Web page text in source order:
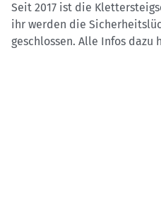
Seit 2017 ist die
ihr werden die
geschlossen. Alle Infos dazu